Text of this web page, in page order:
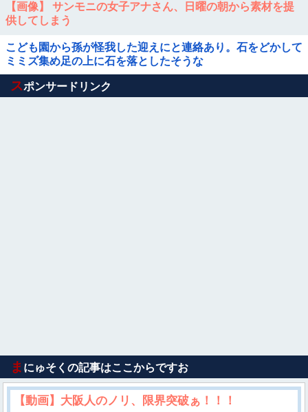
【画像】 サンモニの女子アナさん、日曜の朝から素材を提
供してしまう
こども園から孫が怪我した迎えにと連絡あり。石をどかして
ミミズ集め足の上に石を落としたそうな
Powered by livedoor 相互RSS
スポンサードリンク
ま にゅそくの記事はここからですお
【動画】大阪人のノリ、限界突破ぁ！！！